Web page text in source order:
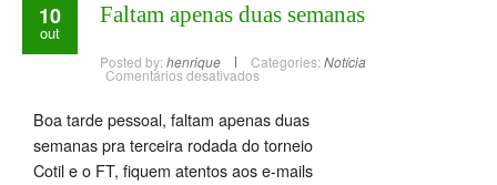
10
out
Faltam apenas duas semanas
Posted by: henrique Categories: Notícia
Comentários desativados
Boa tarde pessoal, faltam apenas duas
semanas pra terceira rodada do torneio
Cotil e o FT, fiquem atentos aos e-mails